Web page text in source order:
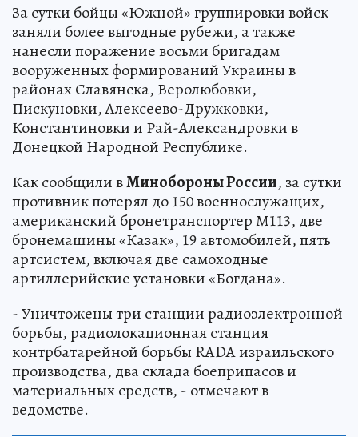
За сутки бойцы «Южной» группировки войск
заняли более выгодные рубежи, а также
нанесли поражение восьми бригадам
вооруженных формирований Украины в
районах Славянска, Веролюбовки,
Пискуновки, Алексеево-Дружковки,
Константиновки и Рай-Александровки в
Донецкой Народной Республике.
Как сообщили вМинобороны России, за сутки
противник потерял до 150 военнослужащих,
американский бронетранспортер М113, две
бронемашины «Казак», 19 автомобилей, пять
артсистем, включая две самоходные
артиллерийские установки «Богдана».
- Уничтожены три станции радиоэлектронной
борьбы, радиолокационная станция
контрбатарейной борьбы RADA израильского
производства, два склада боеприпасов и
материальных средств, - отмечают в
ведомстве.